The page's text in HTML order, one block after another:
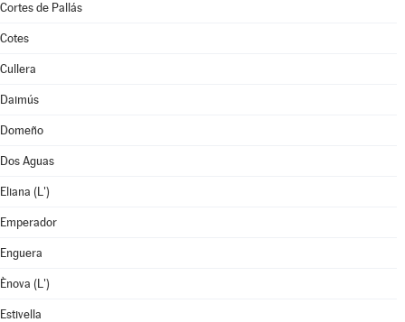
Cortes de Pallás
Cotes
Cullera
Daimús
Domeño
Dos Aguas
Eliana (L')
Emperador
Enguera
Ènova (L')
Estivella